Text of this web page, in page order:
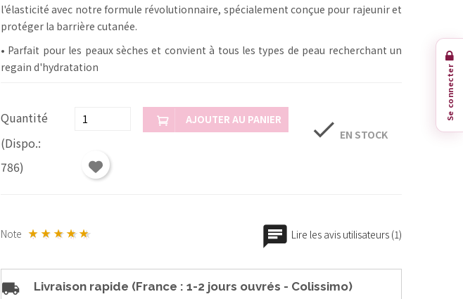
Se connecter
l'élasticité avec notre formule révolutionnaire, spécialement conçue pour rajeunir et
protéger la barrière cutanée.
• Parfait pour les peaux sèches et convient à tous les types de peau recherchant un
regain d'hydratation
Quantité
(Dispo.:
786)
AJOUTER AU PANIER check EN STOCK
Note Lire les avis utilisateurs (1)
Livraison rapide (France : 1-2 jours ouvrés - Colissimo)